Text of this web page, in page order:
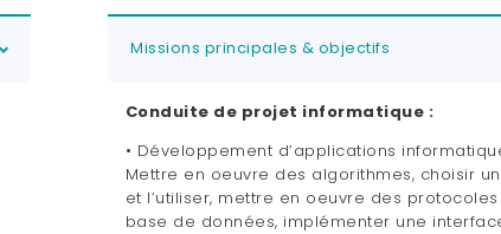
Missions principales & objectifs
Conduite de projet informatique :
• Développement d’applications
Mettre en oeuvre des algorithmes, choisir
et l’utiliser, mettre en oeuvre des
base de données, implémenter une